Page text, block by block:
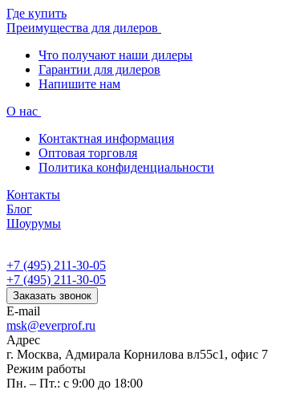
Где купить
Преимущества для дилеров
Что получают наши дилеры
Гарантии для дилеров
Напишите нам
О нас
Контактная информация
Оптовая торговля
Политика конфиденциальности
Контакты
Блог
Шоурумы
+7 (495) 211-30-05
+7 (495) 211-30-05
Заказать звонок
E-mail
msk@everprof.ru
Адрес
г. Москва, Адмирала Корнилова вл55с1, офис 7
Режим работы
Пн. – Пт.: с 9:00 до 18:00